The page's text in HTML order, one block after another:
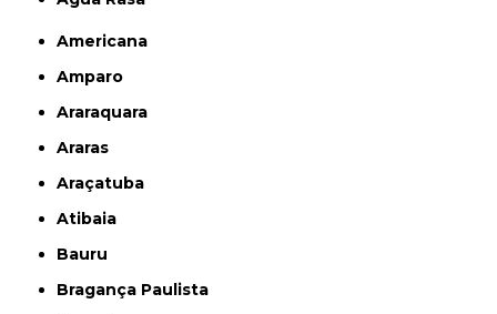
Americana
Amparo
Araraquara
Araras
Araçatuba
Atibaia
Bauru
Bragança Paulista